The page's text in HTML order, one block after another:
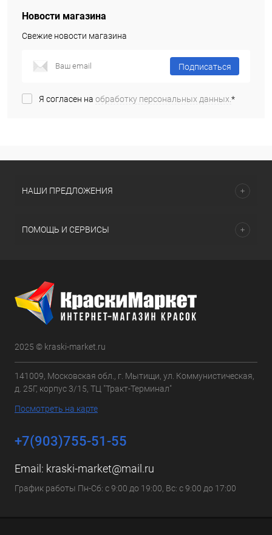
Новости магазина
Свежие новости магазина
Подписаться
Я согласен на обработку персональных данных.*
НАШИ ПРЕДЛОЖЕНИЯ
ПОМОЩЬ И СЕРВИСЫ
2025 © kraski-market.ru
141009, Московская обл., г. Мытищи, ул. Коммунистическая,
д. 25Г, корпус 3/15, ТЦ "Тракт-Терминал"
Посмотреть на карте
+7(903)755-51-55
Email: kraski-market@mail.ru
График работы Пн-Сб: с 9:00 до 19:00, Вс: с 9:00 до 17:00